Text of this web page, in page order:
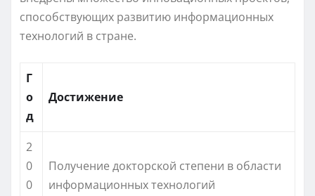
способствующих развитию информационных
технологий в стране.
Г
о
д
Достижение
2
0
0
Получение докторской степени в области
информационных технологий